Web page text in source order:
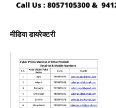
मीडिया डायरेक्टरी